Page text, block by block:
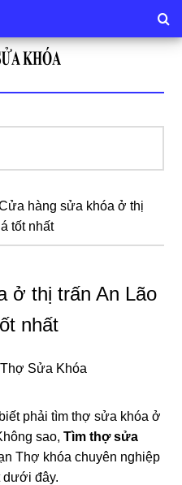
hàng sửa khóa ở thị
tốt nhất
ở thị trấn An Lão
nhất
Thợ Sửa Khóa
phải tìm thợ sửa khóa ở
sao,Tìm thợ sửa
Thợ khóa chuyên nghiệp
dưới đây.